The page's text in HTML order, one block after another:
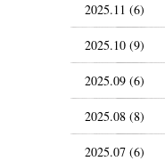
2025.11 (6)
2025.10 (9)
2025.09 (6)
2025.08 (8)
2025.07 (6)